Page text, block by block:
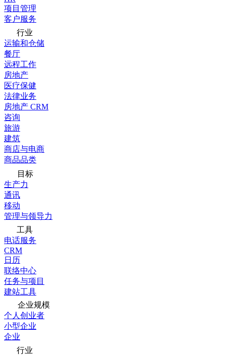
项目管理
客户服务
行业
运输和仓储
餐厅
远程工作
房地产
医疗保健
法律业务
房地产 CRM
咨询
旅游
建筑
商店与电商
商品品类
目标
生产力
通讯
移动
管理与领导力
工具
电话服务
CRM
日历
联络中心
任务与项目
建站工具
企业规模
个人创业者
小型企业
企业
行业